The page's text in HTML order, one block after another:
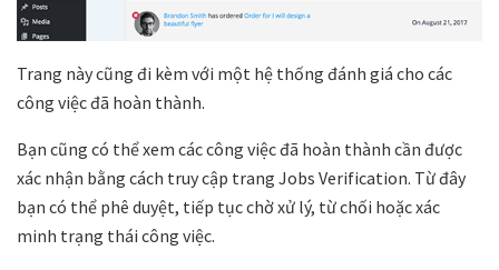
Trang này cũng đi kèm với một hệ thống đánh giá cho các
công việc đã hoàn thành.
Bạn cũng có thể xem các công việc đã hoàn thành cần được
xác nhận bằng cách truy cập trang Jobs Verification. Từ đây
bạn có thể phê duyệt, tiếp tục chờ xử lý, từ chối hoặc xác
minh trạng thái công việc.